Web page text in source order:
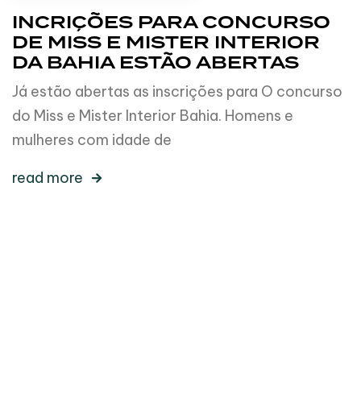
INCRIÇÕES PARA CONCURSO
DE MISS E MISTER INTERIOR
DA BAHIA ESTÃO ABERTAS
Já estão abertas as inscrições para O concurso
do Miss e Mister Interior Bahia. Homens e
mulheres com idade de
read more